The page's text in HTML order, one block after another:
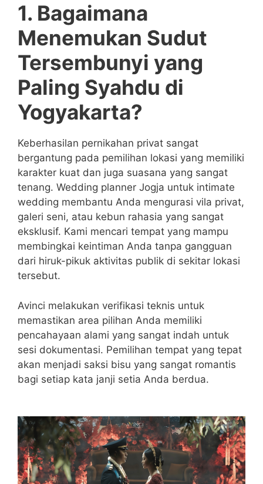
1. Bagaimana
Menemukan Sudut
Tersembunyi yang
Paling Syahdu di
Yogyakarta?
Keberhasilan pernikahan privat sangat
bergantung pada pemilihan lokasi yang memiliki
karakter kuat dan juga suasana yang sangat
tenang. Wedding planner Jogja untuk intimate
wedding membantu Anda mengurasi vila privat,
galeri seni, atau kebun rahasia yang sangat
eksklusif. Kami mencari tempat yang mampu
membingkai keintiman Anda tanpa gangguan
dari hiruk-pikuk aktivitas publik di sekitar lokasi
tersebut.
Avinci melakukan verifikasi teknis untuk
memastikan area pilihan Anda memiliki
pencahayaan alami yang sangat indah untuk
sesi dokumentasi. Pemilihan tempat yang tepat
akan menjadi saksi bisu yang sangat romantis
bagi setiap kata janji setia Anda berdua.